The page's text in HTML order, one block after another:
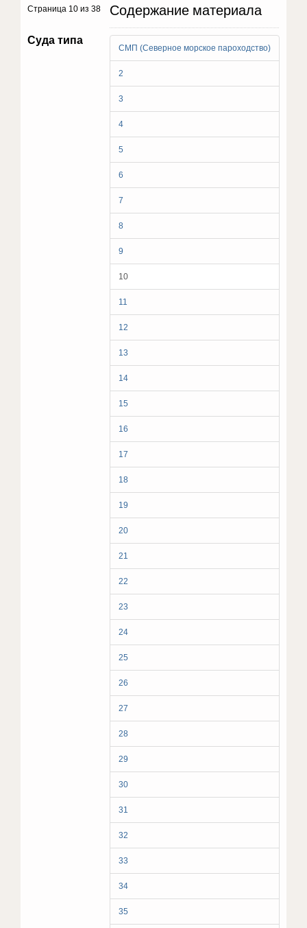
Содержание материала
СМП (Северное морское пароходство)
2
3
4
5
6
7
8
9
10
11
12
13
14
15
16
17
18
19
20
21
22
23
24
25
26
27
28
29
30
31
32
33
34
35
Страница 10 из 38
Суда типа